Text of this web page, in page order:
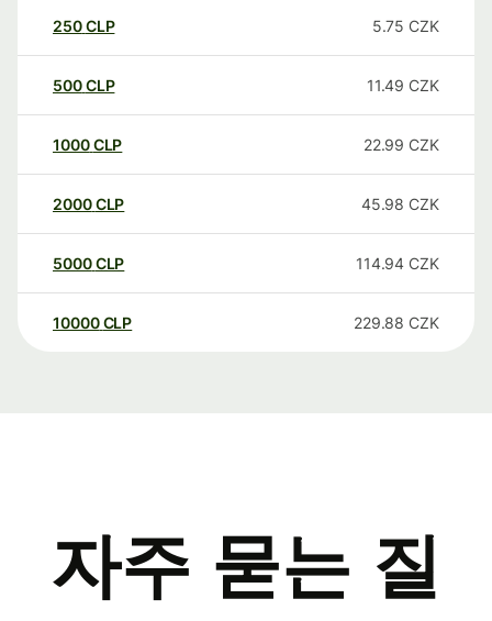
250CLP 5.75 CZK
500CLP 11.49 CZK
1000CLP 22.99 CZK
2000CLP 45.98 CZK
5000CLP 114.94 CZK
10000 CLP 229.88 CZK
자주 묻는 질